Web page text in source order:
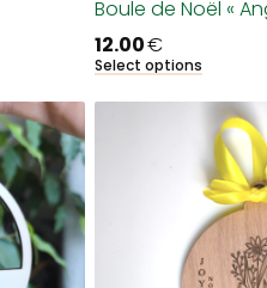
Boule de Noël «
12.00€
Select options